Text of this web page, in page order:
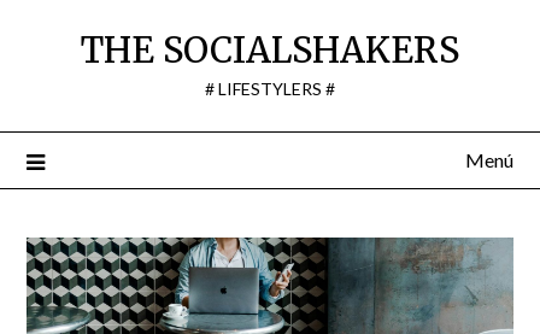
THE SOCIALSHAKERS
# LIFESTYLERS #
Menú